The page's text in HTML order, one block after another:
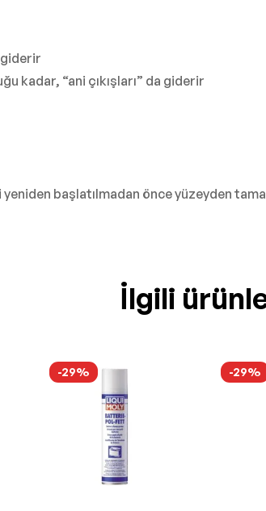
kadar, “ani çıkışları” da giderir
başlatılmadan önce yüzeyden
İlgili
-29% -29%